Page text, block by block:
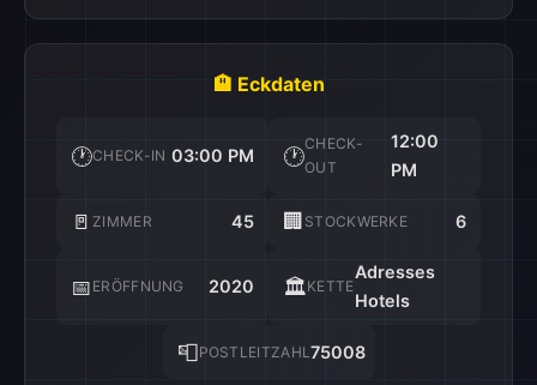
🏨 Eckdaten
🕐CHECK-IN 03:00 PM 🕐CHECK-
OUT
12:00
PM
🚪 ZIMMER 45 🏢 STOCKWERKE 6
📅 ERÖFFNUNG 2020 🏛️KETTE
Adresses
Hotels
📮POSTLEITZAHL75008